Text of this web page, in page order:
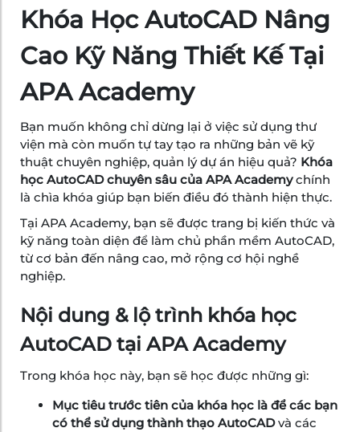
Khóa Học AutoCAD Nâng
Cao Kỹ Năng Thiết Kế Tại
APA Academy
Bạn muốn không chỉ dừng lại ở việc sử dụng thư
viện mà còn muốn tự tay tạo ra những bản vẽ kỹ
thuật chuyên nghiệp, quản lý dự án hiệu quả? Khóa
học AutoCAD chuyên sâu của APA Academychính
là chìa khóa giúp bạn biến điều đó thành hiện thực.
Tại APA Academy, bạn sẽ được trang bị kiến thức và
kỹ năng toàn diện để làm chủ phần mềm AutoCAD,
từ cơ bản đến nâng cao, mở rộng cơ hội nghề
nghiệp.
Nội dung & lộ trình khóa học
AutoCAD tại APA Academy
Trong khóa học này, bạn sẽ học được những gì:
Mục tiêu trước tiên của khóa học là để các bạn
có thể sử dụng thành thạo AutoCADvà các